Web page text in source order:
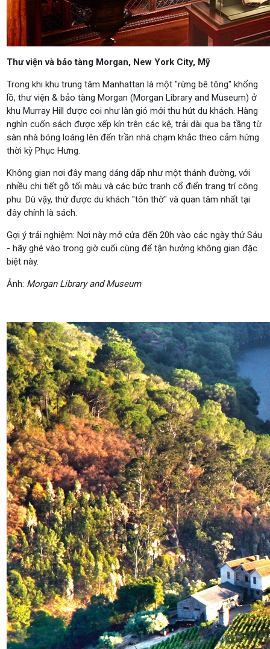
Thư viện và bảo tàng Morgan, New York City, Mỹ
Trong khi khu trung tâm Manhattan là một "rừng bê tông" khổng
lồ, thư viện & bảo tàng Morgan (Morgan Library and Museum) ở
khu Murray Hill được coi như làn gió mới thu hút du khách. Hàng
nghìn cuốn sách được xếp kín trên các kệ, trải dài qua ba tầng từ
sàn nhà bóng loáng lên đến trần nhà chạm khắc theo cảm hứng
thời kỳ Phục Hưng.
Không gian nơi đây mang dáng dấp như một thánh đường, với
nhiều chi tiết gỗ tối màu và các bức tranh cổ điển trang trí công
phu. Dù vậy, thứ được du khách "tôn thờ" và quan tâm nhất tại
đây chính là sách.
Gợi ý trải nghiệm: Nơi này mở cửa đến 20h vào các ngày thứ Sáu
- hãy ghé vào trong giờ cuối cùng để tận hưởng không gian đặc
biệt này.
Ảnh: Morgan Library and Museum